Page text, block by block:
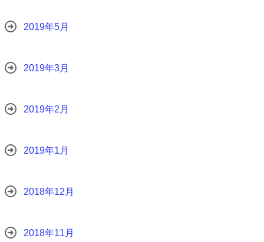
2019年5月
2019年3月
2019年2月
2019年1月
2018年12月
2018年11月